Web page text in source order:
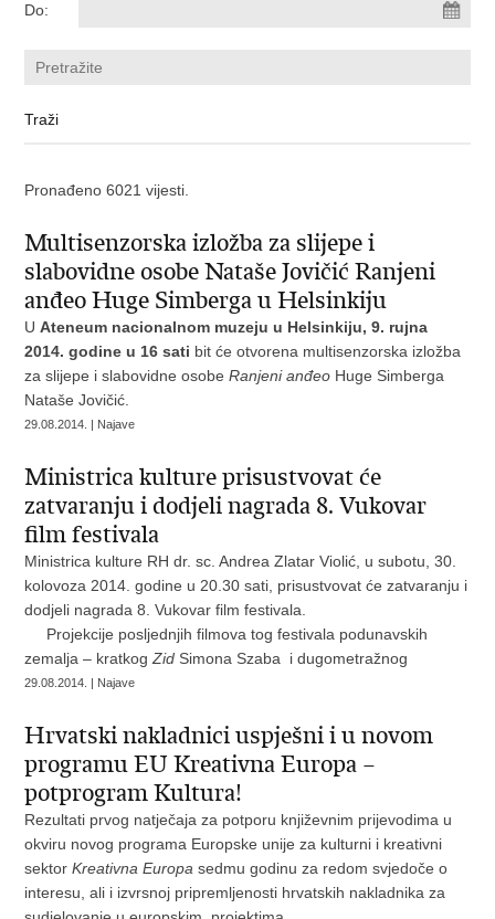
Do:
Pronađeno 6021 vijesti.
Multisenzorska izložba za slijepe i
slabovidne osobe Nataše Jovičić Ranjeni
anđeo Huge Simberga u Helsinkiju
UAteneum nacionalnom muzeju u Helsinkiju, 9. rujna
2014. godine u 16 sati bit će otvorena multisenzorska izložba
za slijepe i slabovidne osobeRanjeni anđeo Huge Simberga
Nataše Jovičić.
29.08.2014. | Najave
Ministrica kulture prisustvovat će
zatvaranju i dodjeli nagrada 8. Vukovar
film festivala
Ministrica kulture RH dr. sc. Andrea Zlatar Violić, u subotu, 30.
kolovoza 2014. godine u 20.30 sati, prisustvovat će zatvaranju i
dodjeli nagrada 8. Vukovar film festivala.
Projekcije posljednjih filmova tog festivala podunavskih
zemalja – kratkogZid Simona Szaba i dugometražnog
29.08.2014. | Najave
Hrvatski nakladnici uspješni i u novom
programu EU Kreativna Europa –
potprogram Kultura!
Rezultati prvog natječaja za potporu književnim prijevodima u
okviru novog programa Europske unije za kulturni i kreativni
sektorKreativna Europa sedmu godinu za redom svjedoče o
interesu, ali i izvrsnoj pripremljenosti hrvatskih nakladnika za